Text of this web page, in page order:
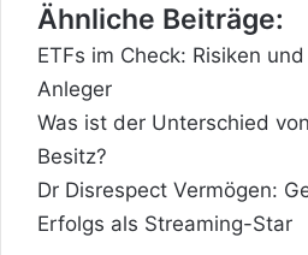
Ähnliche Beiträge:
ETFs im Check: Risiken
Anleger
Was ist der Unterschied
Besitz?
Dr Disrespect Vermögen:
Erfolgs als Streaming-Star